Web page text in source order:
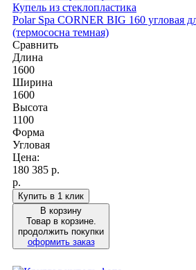
Купель из стеклопластика
Polar Spa CORNER BIG 160 угловая
(термососна темная)
Сравнить
Длина
1600
Ширина
1600
Высота
1100
Форма
Угловая
Цена:
180 385 р.
р.
Купить в 1 клик
В корзину
Товар в корзине.
продолжить покупки
оформить заказ